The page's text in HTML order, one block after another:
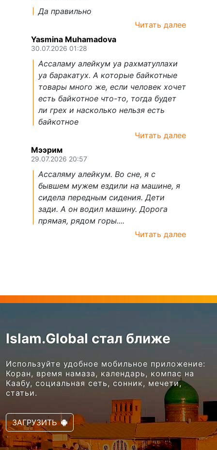
Да правильно
Читать далее
Yasmina Muhamadova
30.07.2026 01:28
Ассаламу алейкум уа рахматуллахи
уа баракатух. А которые байкотные
товары много же, если человек хочет
есть байкотное что-то, тогда будет
ли грех и насколько нельзя есть
байкотное
Читать далее
Мээрим
29.07.2026 20:57
Ассаляму алейкум. Во сне, я с
бывшем мужем ездили на машине, я
сидела передным сидения. Дети
зади. А он водил машину. Дорога
прямая, рядом горы....
Читать далее
Islam.Global стал ближе
Используйте удобное мобильное приложение:
Коран, время намаза, календарь, компас на
Каабу, социальная сеть, сонник, мечети,
статьи.
ЗАГРУЗИТЬ